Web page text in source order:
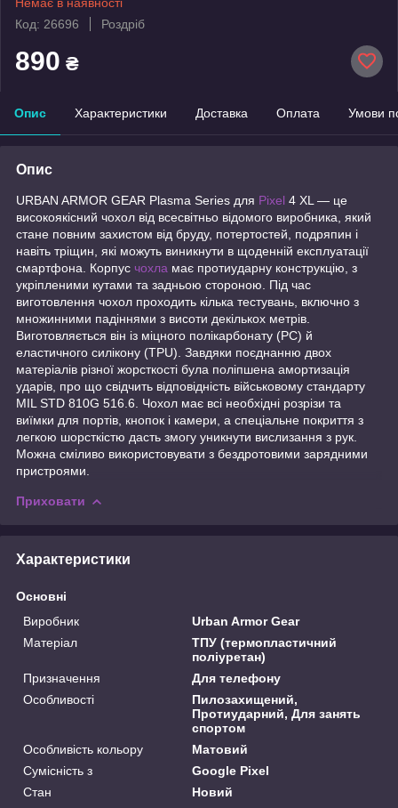
Код: 26696
Роздріб
890 ₴
Опис Характеристики Доставка Оплата Умови
Опис
URBAN ARMOR GEAR Plasma Series для Pixel 4 XL — це
високоякісний чохол від всесвітньо відомого виробника, який
стане повним захистом від бруду, потертостей, подряпин і
навіть тріщин, які можуть виникнути в щоденній експлуатації
смартфона. Корпус чохла має протиударну конструкцію, з
укріпленими кутами та задньою стороною. Під час
виготовлення чохол проходить кілька тестувань, включно з
множинними падіннями з висоти декількох метрів.
Виготовляється він із міцного полікарбонату (PC) й
еластичного силікону (TPU). Завдяки поєднанню двох
матеріалів різної жорсткості була поліпшена амортизація
ударів, про що свідчить відповідність військовому стандарту
MIL STD 810G 516.6. Чохол має всі необхідні розрізи та
виїмки для портів, кнопок і камери, а спеціальне покриття з
легкою шорсткістю дасть змогу уникнути вислизання з рук.
Можна сміливо використовувати з бездротовими зарядними
пристроями.
Приховати
Характеристики
Основні
Виробник
Urban Armor Gear
Матеріал
ТПУ (термопластичний
поліуретан)
Призначення
Для телефону
Особливості
Пилозахищений,
Протиударний, Для занять
спортом
Особливість кольору
Матовий
Сумісність з
Google Pixel
Стан
Новий